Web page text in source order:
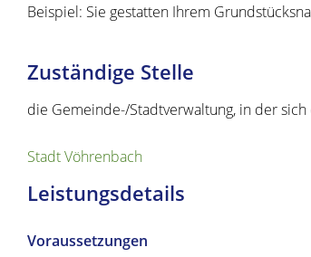
Beispiel: Sie gestatten Ihrem Grund
Zuständige Stelle
die Gemeinde-/Stadtverwaltung, in der
Stadt Vöhrenbach
Leistungsdetails
Voraussetzungen